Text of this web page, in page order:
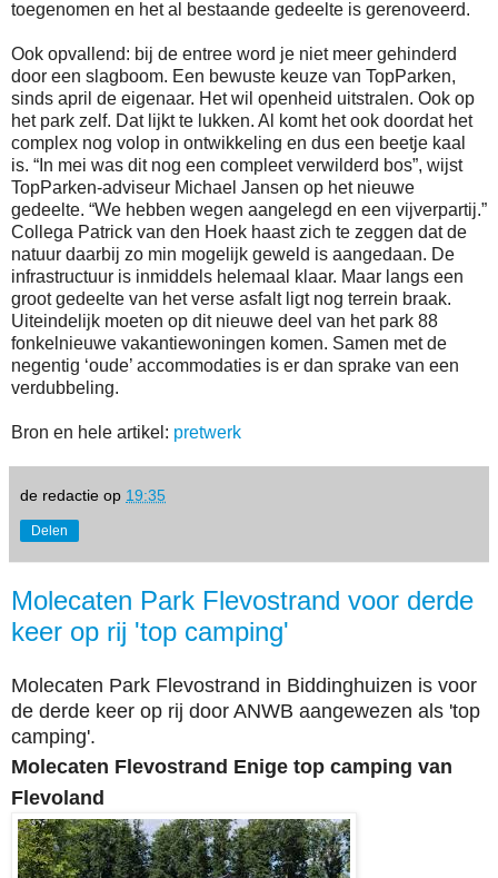
toegenomen en het al bestaande gedeelte is gerenoveerd.
Ook opvallend: bij de entree word je niet meer gehinderd
door een slagboom. Een bewuste keuze van TopParken,
sinds april de eigenaar. Het wil openheid uitstralen. Ook op
het park zelf. Dat lijkt te lukken. Al komt het ook doordat het
complex nog volop in ontwikkeling en dus een beetje kaal
is. “In mei was dit nog een compleet verwilderd bos”, wijst
TopParken-adviseur Michael Jansen op het nieuwe
gedeelte. “We hebben wegen aangelegd en een vijverpartij.”
Collega Patrick van den Hoek haast zich te zeggen dat de
natuur daarbij zo min mogelijk geweld is aangedaan. De
infrastructuur is inmiddels helemaal klaar. Maar langs een
groot gedeelte van het verse asfalt ligt nog terrein braak.
Uiteindelijk moeten op dit nieuwe deel van het park 88
fonkelnieuwe vakantiewoningen komen. Samen met de
negentig ‘oude’ accommodaties is er dan sprake van een
verdubbeling.
Bron en hele artikel: pretwerk
de redactie op 19:35
Delen
Molecaten Park Flevostrand voor derde
keer op rij 'top camping'
Molecaten Park Flevostrand in Biddinghuizen is voor
de derde keer op rij door ANWB aangewezen als 'top
camping'.
Molecaten Flevostrand Enige top camping van
Flevoland